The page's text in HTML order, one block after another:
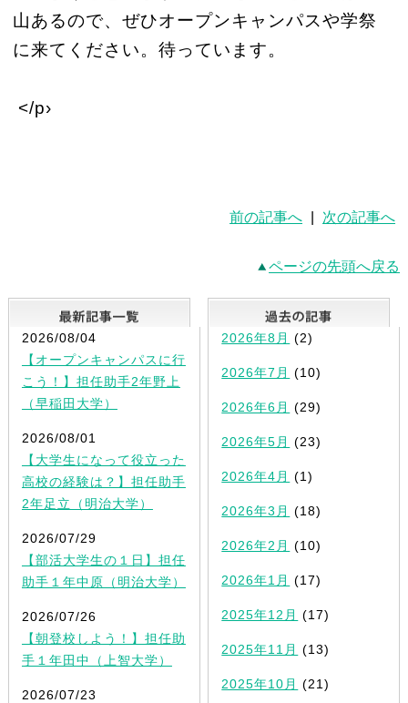
山あるので、ぜひオープンキャンパスや学祭
に来てください。待っています。
</p›
前の記事へ 次の記事へ
ページの先頭へ戻る
最新記事一覧
2026/08/04
【オープンキャンパスに行
こう！】担任助手2年野上
（早稲田大学）
2026/08/01
【大学生になって役立った
高校の経験は？】担任助手
2年足立（明治大学）
2026/07/29
【部活大学生の１日】担任
助手１年中原（明治大学）
2026/07/26
【朝登校しよう！】担任助
手１年田中（上智大学）
2026/07/23
2026年8月 (2)
2026年7月 (10)
2026年6月 (29)
2026年5月 (23)
2026年4月 (1)
2026年3月 (18)
2026年2月 (10)
2026年1月 (17)
2025年12月 (17)
2025年11月 (13)
2025年10月 (21)